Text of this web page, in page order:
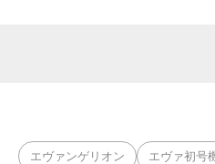
エヴァンゲリオン エヴァ初号